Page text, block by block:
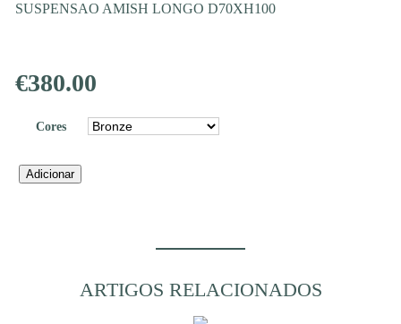
SUSPENSAO AMISH LONGO D70XH100
€380.00
Cores
Quantidade
Adicionar
ARTIGOS RELACIONADOS